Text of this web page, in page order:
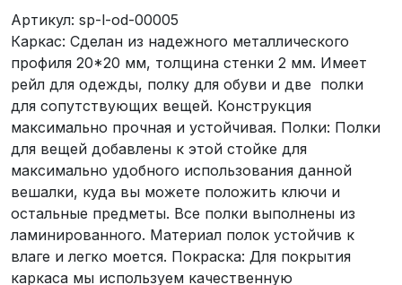
Артикул: sp-l-od-00005
Каркас: Сделан из надежного металлического
профиля 20*20 мм, толщина стенки 2 мм. Имеет
рейл для одежды, полку для обуви и две полки
для сопутствующих вещей. Конструкция
максимально прочная и устойчивая. Полки: Полки
для вещей добавлены к этой стойке для
максимально удобного использования данной
вешалки, куда вы можете положить ключи и
остальные предметы. Все полки выполнены из
ламинированного. Материал полок устойчив к
влаге и легко моется. Покраска: Для покрытия
каркаса мы используем качественную